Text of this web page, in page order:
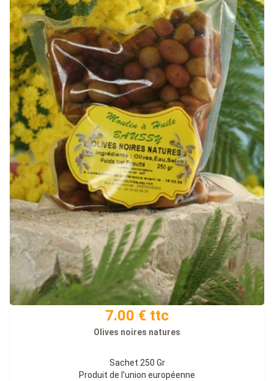
7.00 € ttc
Olives noires natures
Sachet 250 Gr
Produit de l’union européenne